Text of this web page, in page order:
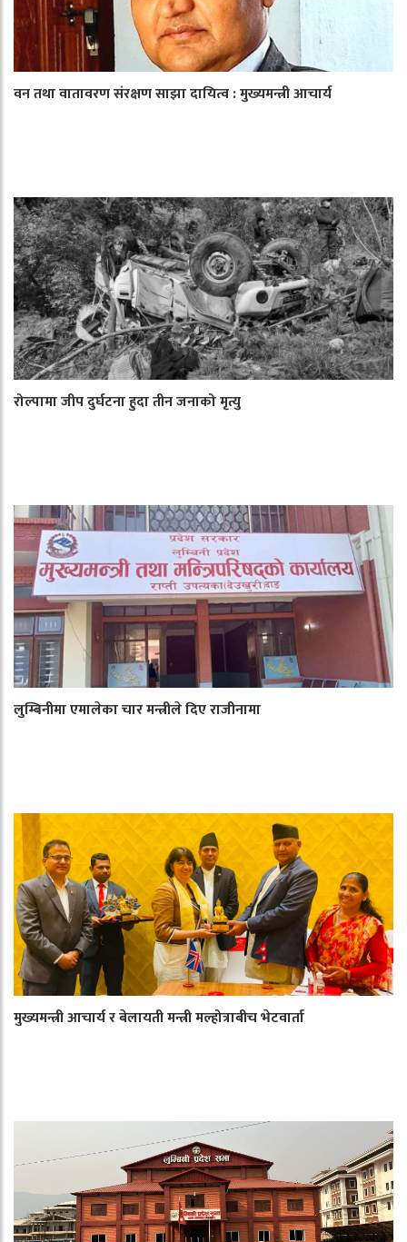
वन तथा वातावरण संरक्षण साझा दायित्व : मुख्यमन्त्री आचार्य
रोल्पामा जीप दुर्घटना हुदा तीन जनाको मृत्यु
लुम्बिनीमा एमालेका चार मन्त्रीले दिए राजीनामा
मुख्यमन्त्री आचार्य र बेलायती मन्त्री मल्होत्राबीच भेटवार्ता